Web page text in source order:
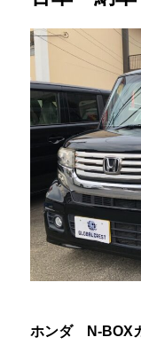
ホンダ N-BOX